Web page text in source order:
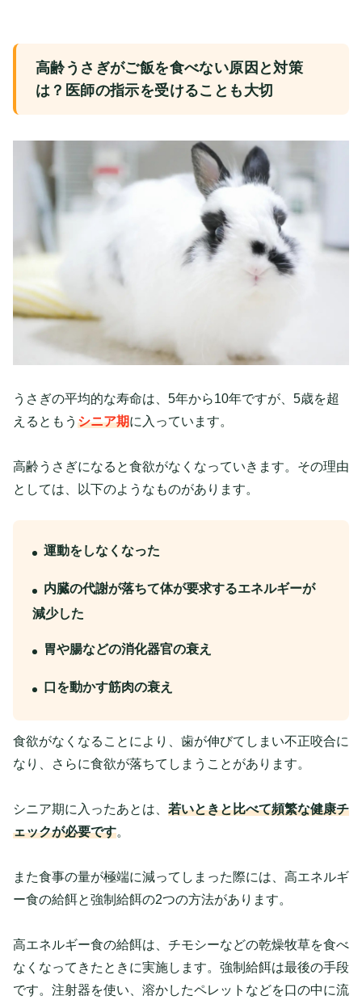
高齢うさぎがご飯を食べない原因と対策
は？医師の指示を受けることも大切
うさぎの平均的な寿命は、5年から10年ですが、5歳を超
えるともう シニア期に入っています。
高齢うさぎになると食欲がなくなっていきます。その理由
としては、以下のようなものがあります。
運動をしなくなった
内臓の代謝が落ちて体が要求するエネルギーが
減少した
胃や腸などの消化器官の衰え
口を動かす筋肉の衰え
食欲がなくなることにより、歯が伸びてしまい不正咬合に
なり、さらに食欲が落ちてしまうことがあります。
シニア期に入ったあとは、 若いときと比べて頻繁な健康チ
ェックが必要です。
また食事の量が極端に減ってしまった際には、高エネルギ
ー食の給餌と強制給餌の2つの方法があります。
高エネルギー食の給餌は、チモシーなどの乾燥牧草を食べ
なくなってきたときに実施します。強制給餌は最後の手段
です。注射器を使い、溶かしたペレットなどを口の中に流